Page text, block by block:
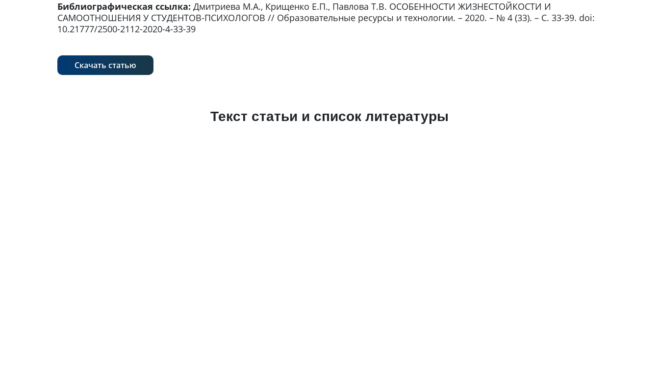
Библиографическая ссылка: Дмитриева М.А., Крищенко Е.П., Павлова Т.В. ОСОБЕННОСТИ ЖИЗНЕСТОЙКОСТИ И
САМООТНОШЕНИЯ У СТУДЕНТОВ-ПСИХОЛОГОВ // Образовательные ресурсы и технологии. – 2020. – № 4 (33). – С. 33-39. doi:
10.21777/2500-2112-2020-4-33-39
Скачать статью
Текст статьи и список литературы